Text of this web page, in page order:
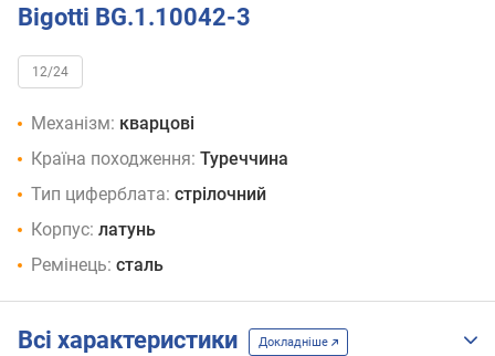
Bigotti BG.1.10042-3
12/24
Механізм: кварцові
Країна походження: Туреччина
Тип циферблата: стрілочний
Корпус: латунь
Ремінець: сталь
Всі характеристики Докладніше